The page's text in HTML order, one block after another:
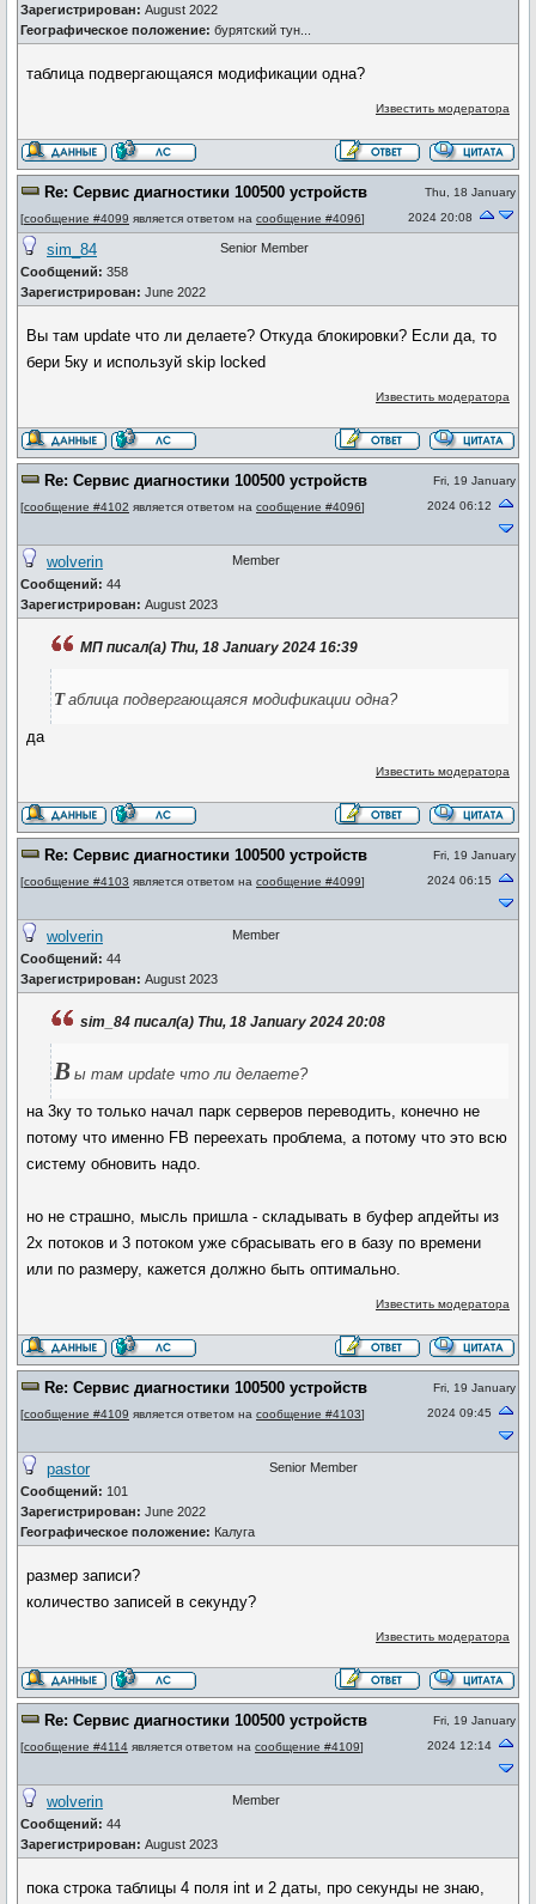
Зарегистрирован: August 2022
Географическое положение: бурятский тун...
таблица подвергающаяся модификации одна?
Известить модератора
Re: Сервис диагностики 100500 устройств
[сообщение #4099 является ответом на сообщение #4096]
Thu, 18 January
2024 20:08
sim_84
Сообщений: 358
Зарегистрирован: June 2022
Senior Member
Вы там update что ли делаете? Откуда блокировки? Если да, то
бери 5ку и используй skip locked
Известить модератора
Re: Сервис диагностики 100500 устройств
[сообщение #4102 является ответом на сообщение #4096]
Fri, 19 January
2024 06:12
wolverin
Сообщений: 44
Зарегистрирован: August 2023
Member
МП писал(а) Thu, 18 January 2024 16:39
таблица подвергающаяся модификации одна?
да
Известить модератора
Re: Сервис диагностики 100500 устройств
[сообщение #4103 является ответом на сообщение #4099]
Fri, 19 January
2024 06:15
wolverin
Сообщений: 44
Зарегистрирован: August 2023
Member
sim_84 писал(а) Thu, 18 January 2024 20:08
В ы там update что ли делаете?
на 3ку то только начал парк серверов переводить, конечно не
потому что именно FB переехать проблема, а потому что это всю
систему обновить надо.
но не страшно, мысль пришла - складывать в буфер апдейты из
2х потоков и 3 потоком уже сбрасывать его в базу по времени
или по размеру, кажется должно быть оптимально.
Известить модератора
Re: Сервис диагностики 100500 устройств
[сообщение #4109 является ответом на сообщение #4103]
Fri, 19 January
2024 09:45
pastor
Сообщений: 101
Зарегистрирован: June 2022
Географическое положение: Калуга
Senior Member
размер записи?
количество записей в секунду?
Известить модератора
Re: Сервис диагностики 100500 устройств
[сообщение #4114 является ответом на сообщение #4109]
Fri, 19 January
2024 12:14
wolverin
Сообщений: 44
Зарегистрирован: August 2023
Member
пока строка таблицы 4 поля int и 2 даты, про секунды не знаю,